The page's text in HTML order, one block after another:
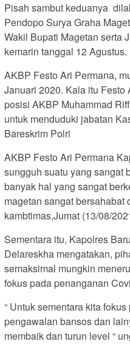
Pisah sambut keduanya
Pendopo Surya Graha
Wakil Bupati Magetan serta
kemarin tanggal 12 Agustus.
AKBP Festo Ari Permana,
Januari 2020. Kala itu Festo
posisi AKBP Muhammad
untuk menduduki jabatan
Bareskrim Polri
AKBP Festo Ari Permana
sungguh suatu yang sangat
banyak hal yang sangat
magetan sangat bersahabat
kambtimas,Jumat (13/08/
Sementara itu, Kapolres
Delareskha mengatakan,
semaksimal mungkin
fokus pada penanganan
“ Untuk sementara kita
pengawalan bansos dan
membaik dan turun level “